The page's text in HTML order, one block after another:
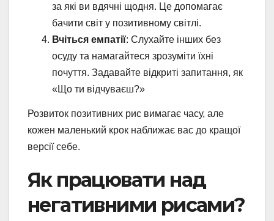
за які ви вдячні щодня. Це допомагає
бачити світ у позитивному світлі.
Вчіться емпатії: Слухайте інших без
осуду та намагайтеся зрозуміти їхні
почуття. Задавайте відкриті запитання, як
«Що ти відчуваєш?»
Розвиток позитивних рис вимагає часу, але
кожен маленький крок наближає вас до кращої
версії себе.
Як працювати над
негативними рисами?